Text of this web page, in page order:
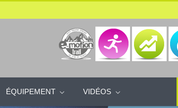
ÉQUIPEMENT VIDÉOS